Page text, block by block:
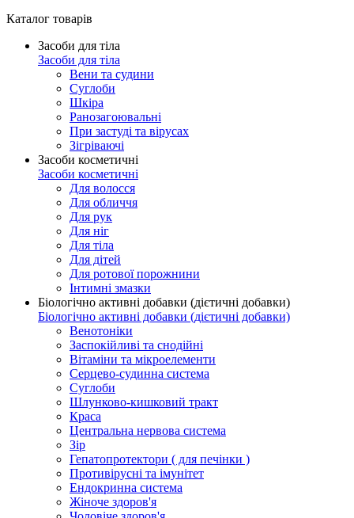
Каталог товарів
Засоби для тіла
Засоби для тіла
Вени та судини
Суглоби
Шкіра
Ранозагоювальні
При застуді та вірусах
Зігріваючі
Засоби косметичні
Засоби косметичні
Для волосся
Для обличчя
Для рук
Для ніг
Для тіла
Для дітей
Для ротової порожнини
Інтимні змазки
Біологічно активні добавки (дієтичні добавки)
Біологічно активні добавки (дієтичні добавки)
Венотоніки
Заспокійливі та снодійні
Вітаміни та мікроелементи
Серцево-судинна система
Суглоби
Шлунково-кишковий тракт
Краса
Центральна нервова система
Зір
Гепатопротектори ( для печінки )
Противірусні та імунітет
Ендокринна система
Жіноче здоров'я